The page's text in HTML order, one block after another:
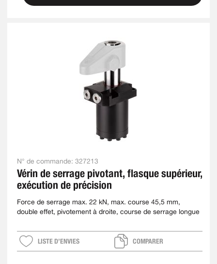
N° de commande: 327213
Vérin de serrage pivotant, flasque supérieur,
exécution de précision
Force de serrage max. 22 kN, max. course 45,5 mm,
double effet, pivotement à droite, course de serrage longue
LISTE D’ENVIES COMPARER